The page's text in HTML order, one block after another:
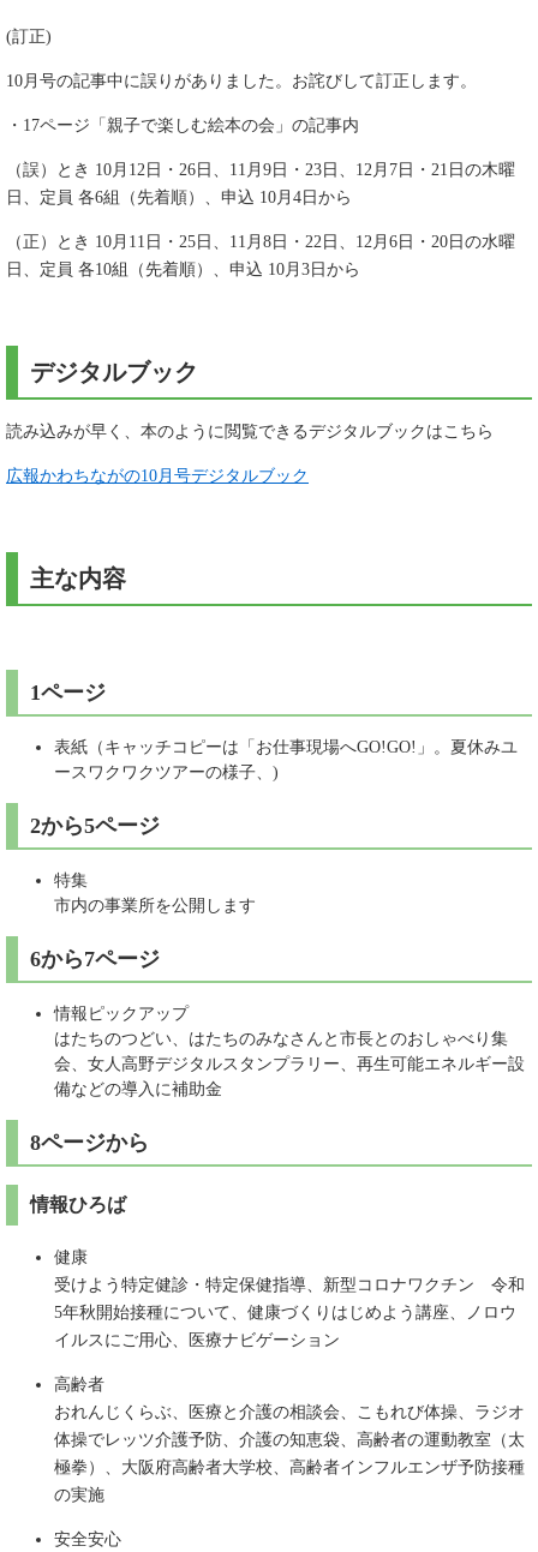
(訂正)
10月号の記事中に誤りがありました。お詫びして訂正します。
・17ページ「親子で楽しむ絵本の会」の記事内
（誤）とき 10月12日・26日、11月9日・23日、12月7日・21日の木曜
日、定員 各6組（先着順）、申込 10月4日から
（正）とき 10月11日・25日、11月8日・22日、12月6日・20日の水曜
日、定員 各10組（先着順）、申込 10月3日から
デジタルブック
読み込みが早く、本のように閲覧できるデジタルブックはこちら
広報かわちながの10月号デジタルブック
主な内容
1ページ
表紙（キャッチコピーは「お仕事現場へGO!GO!」。夏休みユ
ースワクワクツアーの様子、)
2から5ページ
特集
市内の事業所を公開します
6から7ページ
情報ピックアップ
はたちのつどい、はたちのみなさんと市長とのおしゃべり集
会、女人高野デジタルスタンプラリー、再生可能エネルギー設
備などの導入に補助金
8ページから
情報ひろば
健康
受けよう特定健診・特定保健指導、新型コロナワクチン 令和
5年秋開始接種について、健康づくりはじめよう講座、ノロウ
イルスにご用心、医療ナビゲーション
高齢者
おれんじくらぶ、医療と介護の相談会、こもれび体操、ラジオ
体操でレッツ介護予防、介護の知恵袋、高齢者の運動教室（太
極拳）、大阪府高齢者大学校、高齢者インフルエンザ予防接種
の実施
安全安心